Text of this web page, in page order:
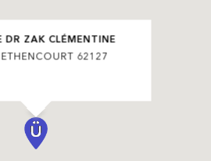
DR ZAK CLÉMENTINE
62127